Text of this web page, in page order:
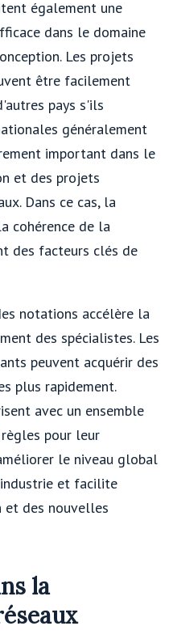
également une
dans le domaine
Les projets
être facilement
pays s'ils
généralement
important dans le
et des projets
Dans ce cas, la
cohérence de la
des facteurs clés de
notations accélère la
des spécialistes. Les
peuvent acquérir des
plus rapidement.
avec un ensemble
pour leur
le niveau global
et facilite
et des nouvelles
la